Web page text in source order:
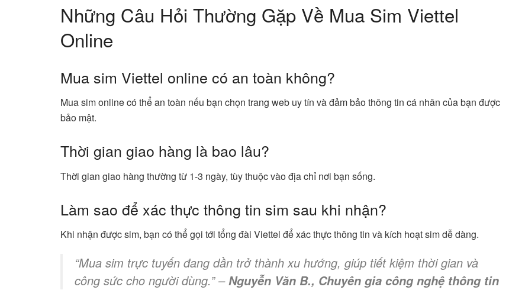
Những Câu Hỏi Thường Gặp Về Mua Sim Viettel
Online
Mua sim Viettel online có an toàn không?
Mua sim online có thể an toàn nếu bạn chọn trang web uy tín và đảm bảo thông tin cá nhân của bạn được
bảo mật.
Thời gian giao hàng là bao lâu?
Thời gian giao hàng thường từ 1-3 ngày, tùy thuộc vào địa chỉ nơi bạn sống.
Làm sao để xác thực thông tin sim sau khi nhận?
Khi nhận được sim, bạn có thể gọi tới tổng đài Viettel để xác thực thông tin và kích hoạt sim dễ dàng.
“Mua sim trực tuyến đang dần trở thành xu hướng, giúp tiết kiệm thời gian và
công sức cho người dùng.” –Nguyễn Văn B., Chuyên gia công nghệ thông tin